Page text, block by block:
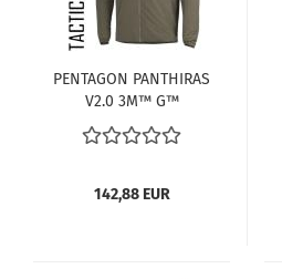
PENTAGON PANTHIRAS
V2.0 3M™ G™
ISOLIERUNG K08032-
2.0-06E-RAL7013
142,88 EUR